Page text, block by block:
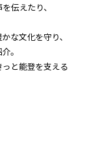
伝えたり、
な文化を守り、
。
と能登を支える